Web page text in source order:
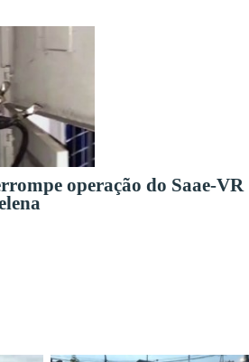
operação do Saae-VR